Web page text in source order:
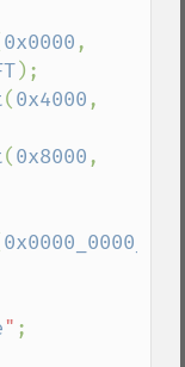
0x0000
);
(0x4000
(0x8000
" ;